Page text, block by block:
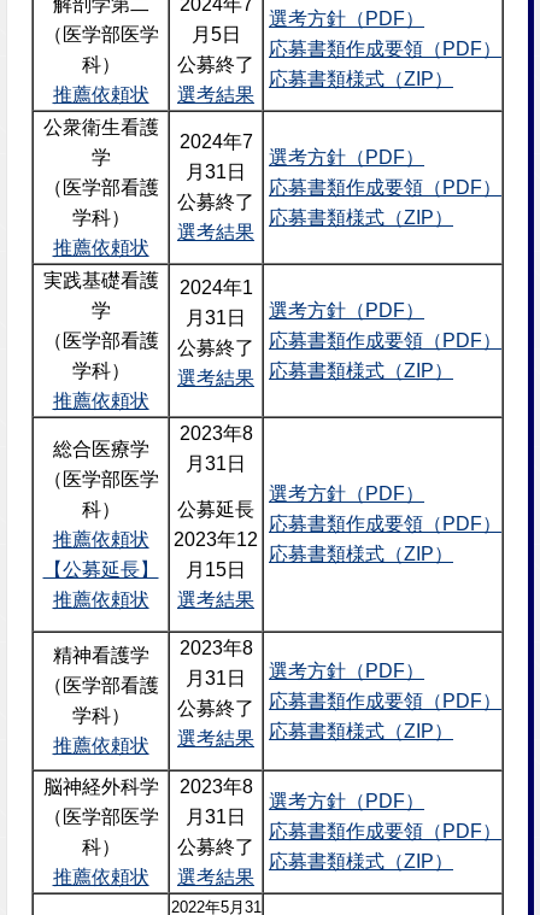
解剖学第二
（医学部医学
科）
推薦依頼状
2024年7
月5日
公募終了
選考結果
選考方針（PDF）
応募書類作成要領（PDF）
応募書類様式（ZIP）
公衆衛生看護
学
（医学部看護
学科）
推薦依頼状
2024年7
月31日
公募終了
選考結果
選考方針（PDF）
応募書類作成要領（PDF）
応募書類様式（ZIP）
実践基礎看護
学
（医学部看護
学科）
推薦依頼状
2024年1
月31日
公募終了
選考結果
選考方針（PDF）
応募書類作成要領（PDF）
応募書類様式（ZIP）
総合医療学
（医学部医学
科）
推薦依頼状
【公募延長】
推薦依頼状
2023年8
月31日
公募延長
2023年12
月15日
選考結果
選考方針（PDF）
応募書類作成要領（PDF）
応募書類様式（ZIP）
精神看護学
（医学部看護
学科）
推薦依頼状
2023年8
月31日
公募終了
選考結果
選考方針（PDF）
応募書類作成要領（PDF）
応募書類様式（ZIP）
脳神経外科学
（医学部医学
科）
推薦依頼状
2023年8
月31日
公募終了
選考結果
選考方針（PDF）
応募書類作成要領（PDF）
応募書類様式（ZIP）
2022年5月31